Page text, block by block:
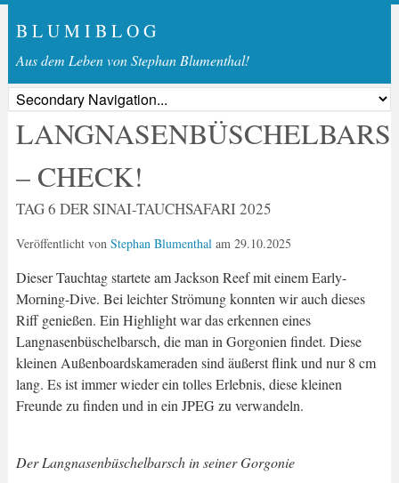
B L U M I B L O G
Aus dem Leben von Stephan Blumenthal!
– CHECK!
TAG 6 DER SINAI-TAUCHSAFARI 2025
Veröffentlicht von Stephan Blumenthalam 29.10.2025
Dieser Tauchtag startete am Jackson Reef mit einem Early-
Morning-Dive. Bei leichter Strömung konnten wir auch dieses
Riff genießen. Ein Highlight war das erkennen eines
Langnasenbüschelbarsch, die man in Gorgonien findet. Diese
kleinen Außenboardskameraden sind äußerst flink und nur 8 cm
lang. Es ist immer wieder ein tolles Erlebnis, diese kleinen
Freunde zu finden und in ein JPEG zu verwandeln.
Der Langnasenbüschelbarsch in seiner Gorgonie